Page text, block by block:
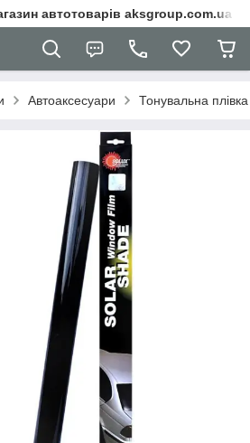
автотоварів aksgroup.com.ua
Автоаксесуари Тонувальна